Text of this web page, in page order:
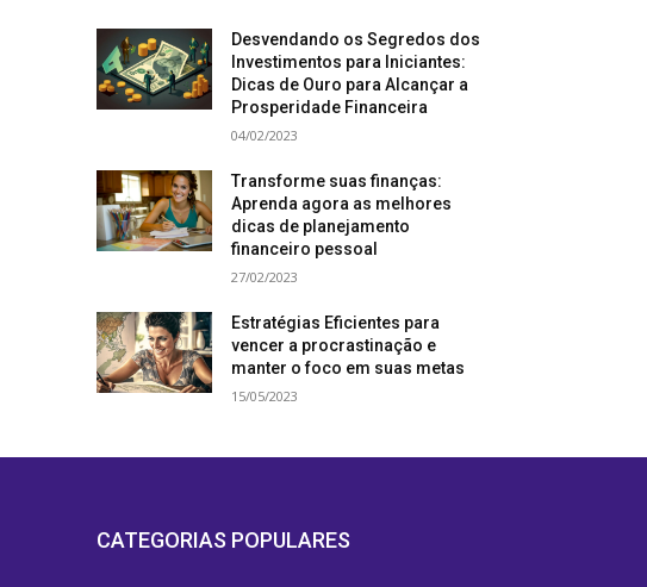
Desvendando os Segredos dos
Investimentos para Iniciantes:
Dicas de Ouro para Alcançar a
Prosperidade Financeira
04/02/2023
Transforme suas finanças:
Aprenda agora as melhores
dicas de planejamento
financeiro pessoal
27/02/2023
Estratégias Eficientes para
vencer a procrastinação e
manter o foco em suas metas
15/05/2023
CATEGORIAS POPULARES